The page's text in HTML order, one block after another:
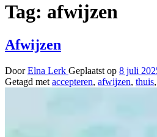
Tag: afwijzen
Afwijzen
DoorElna Lerk Geplaatst op 8 juli
Getagd met accepteren, afwijzen, thuis,